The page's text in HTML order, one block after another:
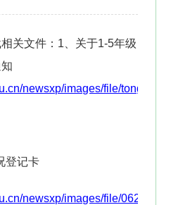
关文件： 1、关于1-5年级
newsxp/images/file/
登记卡
newsxp/images/file/